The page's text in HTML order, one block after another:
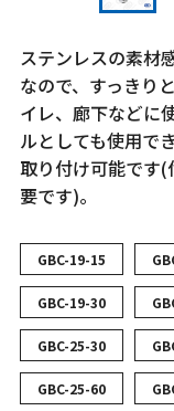
ステンレスの素材
なので、すっきり
イレ、廊下などに
ルとしても使用で
取り付け可能です(
要です)。
GBC-19-15
GBC-19-30
GBC-25-30
GBC-25-60